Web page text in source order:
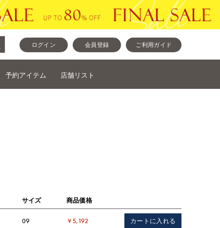
ログイン 会員登録 ご利用ガイド
予約アイテム 店舗リスト
サイズ 商品価格
09 ￥5,192 カートに入れる